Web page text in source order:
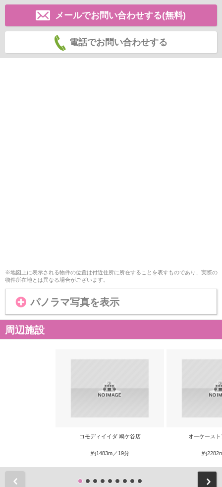
メールでお問い合わせする(無料)
電話でお問い合わせする
※地図上に表示される物件の位置は付近住所に所在することを表すものであり、実際の
物件所在地とは異なる場合がございます。
パノラマ写真を表示
周辺施設
コモディイイダ 鳩ケ谷店
約1483m／19分
オーケース
約